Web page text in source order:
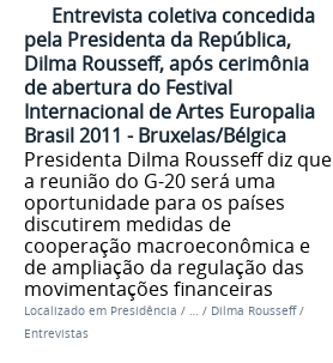
Entrevista coletiva concedida
pela Presidenta da República,
Dilma Rousseff, após cerimônia
de abertura do Festival
Internacional de Artes Europalia
Brasil 2011 - Bruxelas/Bélgica
Presidenta Dilma Rousseff diz que
a reunião do G-20 será uma
oportunidade para os países
discutirem medidas de
cooperação macroeconômica e
de ampliação da regulação das
movimentações financeiras
Localizado em Presidência / … / Dilma Rousseff /
Entrevistas